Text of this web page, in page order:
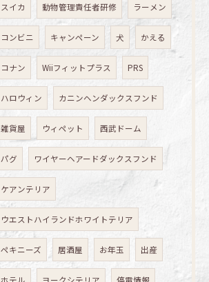
スイカ 動物管理責任者研修 ラーメン
コンビニ キャンペーン 犬 かえる
コナン Wiiフィットプラス PRS
ハロウィン カニンヘンダックスフンド
雑貨屋 ウィペット 西武ドーム
パグ ワイヤーヘアードダックスフンド
ケアンテリア
ウエストハイランドホワイトテリア
ペキニーズ 居酒屋 お年玉 出産
ホテル ヨークシテリア 停電情報